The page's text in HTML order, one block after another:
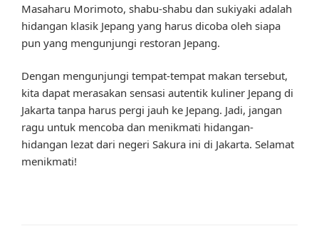
Masaharu Morimoto, shabu-shabu dan sukiyaki adalah
hidangan klasik Jepang yang harus dicoba oleh siapa
pun yang mengunjungi restoran Jepang.
Dengan mengunjungi tempat-tempat makan tersebut,
kita dapat merasakan sensasi autentik kuliner Jepang di
Jakarta tanpa harus pergi jauh ke Jepang. Jadi, jangan
ragu untuk mencoba dan menikmati hidangan-
hidangan lezat dari negeri Sakura ini di Jakarta. Selamat
menikmati!